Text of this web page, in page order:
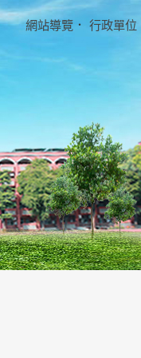
網站導覽 ． 行政單位